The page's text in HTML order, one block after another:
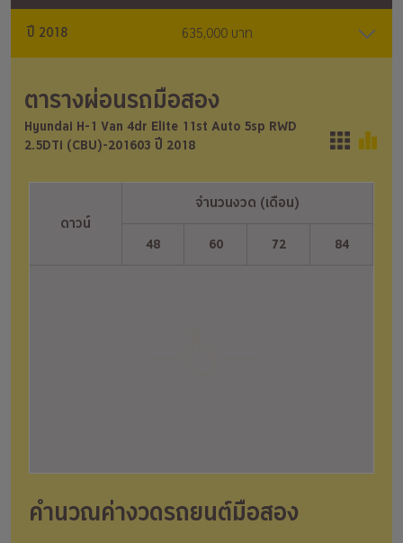
ปี 2018 635,000 บาท
ตารางผ่อนรถมือสอง
Hyundai H-1 Van 4dr Elite 11st Auto 5sp RWD
2.5DTi (CBU)-201603 ปี 2018
ดาวน์
จำนวนงวด (เดือน)
48
60 72 84
ดาวน์
คำนวณค่างวดรถยนต์มือสอง